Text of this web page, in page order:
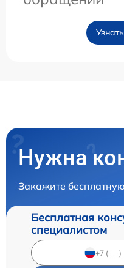
Нужна
Закажите
Бесплатная
специалистом